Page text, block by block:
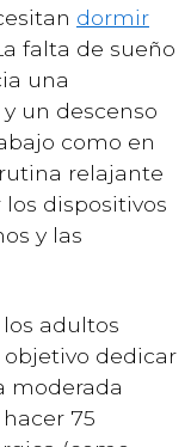
dormir
falta de sueño
una
un descenso
como en
relajante
dispositivos
y las
adultos
dedicar
moderada
75